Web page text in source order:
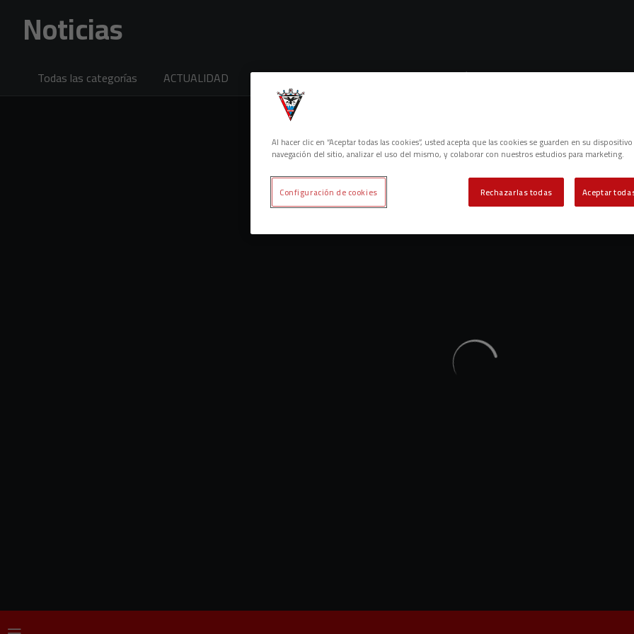
Noticias
Todas las categorías ACTUALIDAD PRIMER EQUIPO CLUB CD MIRANDÉS B LALIGA GENUINE MOEVE
Al hacer clic en “Aceptar todas las cookies”, usted acepta que las cookies se guarden en su
navegación del sitio, analizar el uso del mismo, y colaborar con nuestros estudios para marketing.
Rechazarlas todas Aceptar
Configuración de cookies